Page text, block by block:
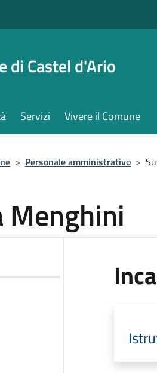
di Castel d'Ario
Servizi Vivere il Comune
> Personale amministrativo >
Menghini